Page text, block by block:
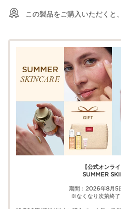
この製品をご購入いただくと、
【公式オンラ
SUMMER
期間：2026年8月5
※なくなり次第終了